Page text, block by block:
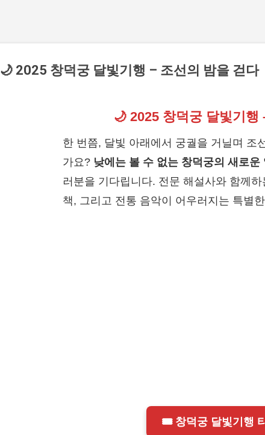
🌙 2025 창덕궁 달빛기행 – 조선의 밤을 걷다
🌙 2025 창덕궁 달빛기행
한 번쯤, 달빛 아래에서 궁궐을 거닐며 조
가요? 낮에는 볼 수 없는 창덕궁의 새로운
러분을 기다립니다. 전문 해설사와 함께
책, 그리고 전통 음악이 어우러지는 특별
🎟️ 창덕궁 달빛기행